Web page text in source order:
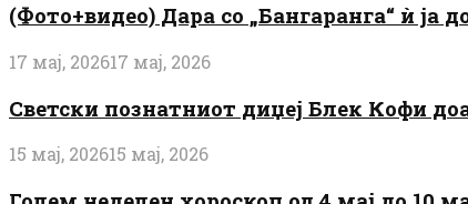
(Фото+видео) Дара со „Бангаранга“ ѝ ја
17 мај, 202617 мај, 2026
Светски познатниот диџеј Блек Кофи
15 мај, 202615 мај, 2026